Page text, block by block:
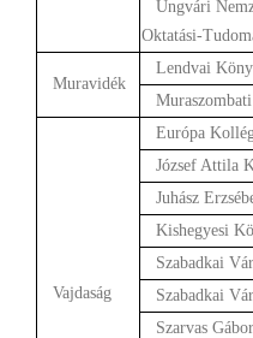
Ungvári
Oktatási-
Muravidék
Lendvai
Vajdaság
Európa
József Attila
Juhász
Kishegyesi
Szabadkai
Szabadkai
Szarvas